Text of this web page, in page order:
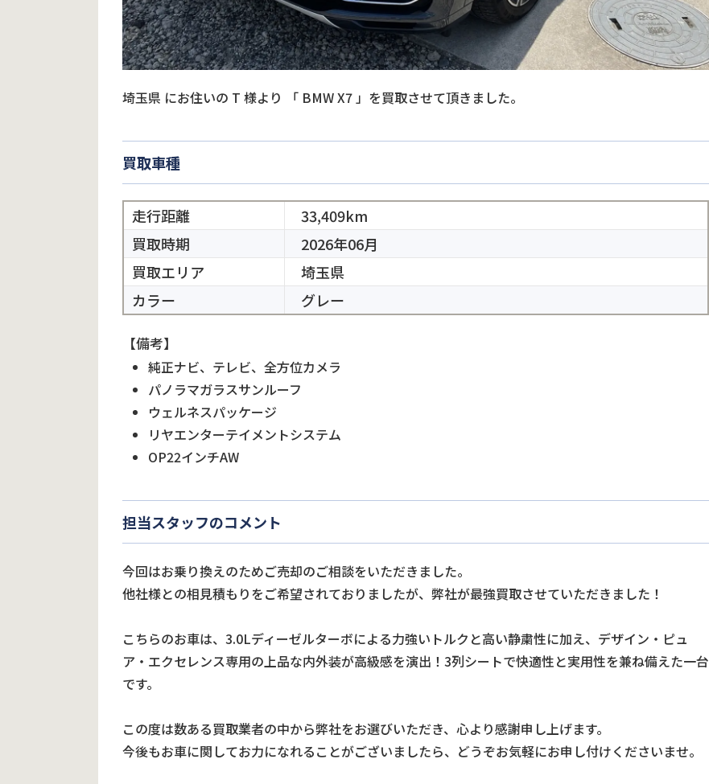
埼玉県 にお住いの T 様より 「 BMW X7」を買取させて頂きました。
買取車種
走行距離
33,409km
買取時期
2026年06月
買取エリア
埼玉県
カラー
グレー
【備考】
純正ナビ、テレビ、全方位カメラ
パノラマガラスサンルーフ
ウェルネスパッケージ
リヤエンターテイメントシステム
OP22インチAW
担当スタッフのコメント
今回はお乗り換えのためご売却のご相談をいただきました。
他社様との相見積もりをご希望されておりましたが、弊社が最強買取させていただきました！
こちらのお車は、3.0Lディーゼルターボによる力強いトルクと高い静粛性に加え、デザイン・ピュ
ア・エクセレンス専用の上品な内外装が高級感を演出！3列シートで快適性と実用性を兼ね備えた一台
です。
この度は数ある買取業者の中から弊社をお選びいただき、心より感謝申し上げます。
今後もお車に関してお力になれることがございましたら、どうぞお気軽にお申し付けくださいませ。